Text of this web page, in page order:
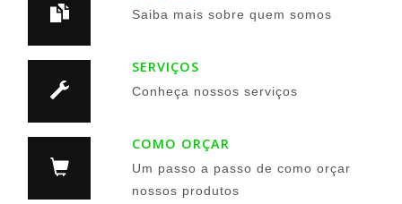
Saiba mais sobre quem somos
SERVIÇOS
Conheça nossos serviços
COMO ORÇAR
Um passo a passo de como orçar
nossos produtos